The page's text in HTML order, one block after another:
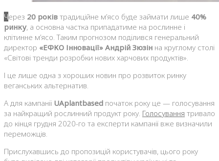
Через 20 років традиційне м’ясо буде займати лише 40%
ринку, а основна частка припадатиме на рослинне і
клітинне м’ясо. Таким прогнозом поділився генеральний
директор «ЕФКО Інновації» Андрій Зюзін на круглому столі
«Світові тренди розробки нових харчових продуктів».
І це лише одна з хороших новин про розвиток ринку
веганських альтернатив.
А для кампанії UAplantbased початок року це — голосування
за найкращий рослинний продукт року. Голосування тривало
до кінця грудня 2020-го та експерти кампанії вже визначили
переможців.
Прислухавшись до пропозицій користувачів, цього року